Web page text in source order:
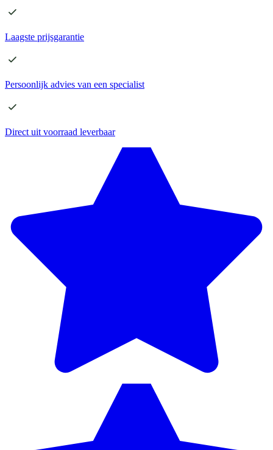
Laagste prijsgarantie
Persoonlijk advies van een specialist
Direct uit voorraad leverbaar